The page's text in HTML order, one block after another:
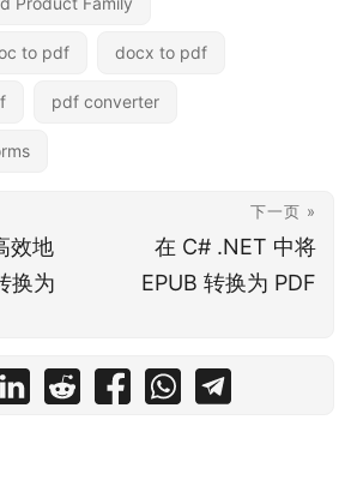
to pdf docx to pdf
pdf converter
效地
换为
下一页 »
在 C# .NET 中将
EPUB 转换为 PDF